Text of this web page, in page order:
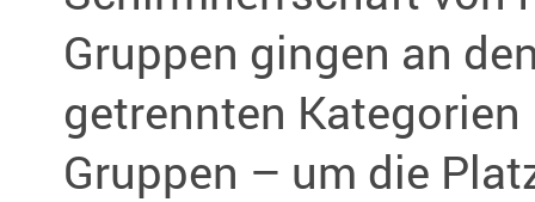
Gruppen gingen an
getrennten
Gruppen – um die